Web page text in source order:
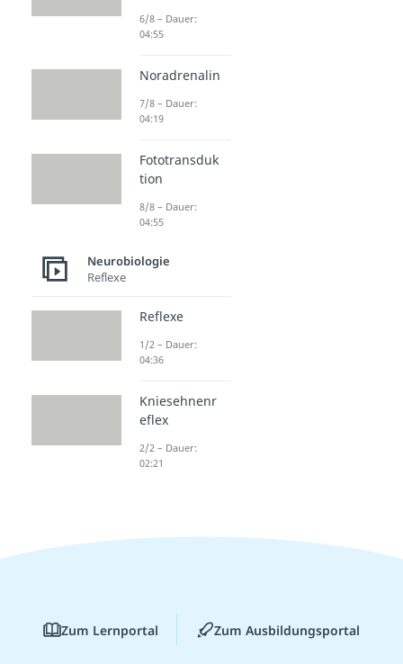
6/8 – Dauer:
04:55
Noradrenalin
7/8 – Dauer:
04:19
Fototransduk
tion
8/8 – Dauer:
04:55
Neurobiologie
Reflexe
Reflexe
1/2 – Dauer:
04:36
Kniesehnenr
eflex
2/2 – Dauer:
02:21
Zum Lernportal Zum Ausbildungsportal